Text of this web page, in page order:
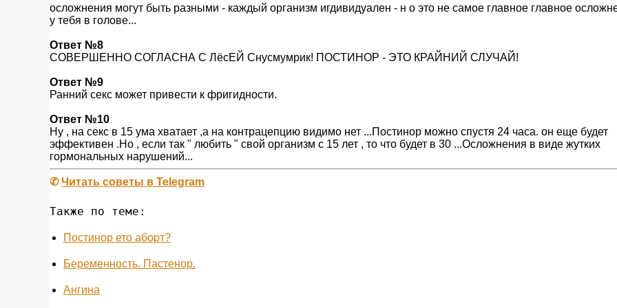
осложнения могут быть разными - каждый организм игдивидуален - н о это не самое главное главное
у тебя в голове...
Ответ №8
СОВЕРШЕННО СОГЛАСНА С ЛёсЕЙ Снусмумрик! ПОСТИНОР - ЭТО КРАЙНИЙ СЛУЧАЙ!
Ответ №9
Ранний секс может привести к фригидности.
Ответ №10
Ну , на секс в 15 ума хватает ,а на контрацепцию видимо нет ...Постинор можно спустя 24 часа. он еще будет
эффективен .Но , если так " любить " свой организм с 15 лет , то что будет в 30 ...Осложнения в виде жутких
гормональных нарушений...
✆Читать советы в Telegram
Также по теме:
Постинор ето аборт?
Беременность. Пастенор.
Ангина